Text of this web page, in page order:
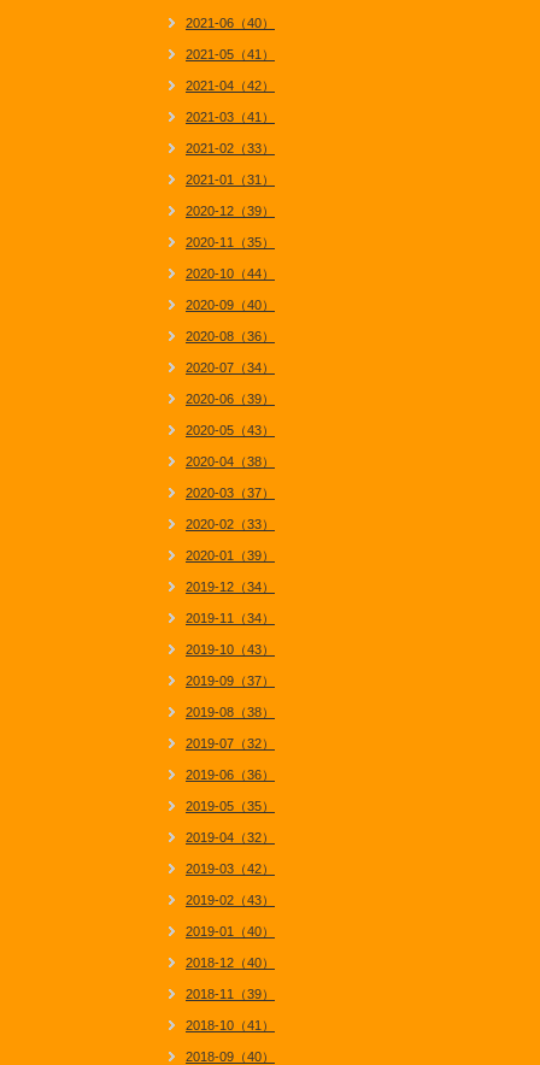
2021-06（40）
2021-05（41）
2021-04（42）
2021-03（41）
2021-02（33）
2021-01（31）
2020-12（39）
2020-11（35）
2020-10（44）
2020-09（40）
2020-08（36）
2020-07（34）
2020-06（39）
2020-05（43）
2020-04（38）
2020-03（37）
2020-02（33）
2020-01（39）
2019-12（34）
2019-11（34）
2019-10（43）
2019-09（37）
2019-08（38）
2019-07（32）
2019-06（36）
2019-05（35）
2019-04（32）
2019-03（42）
2019-02（43）
2019-01（40）
2018-12（40）
2018-11（39）
2018-10（41）
2018-09（40）